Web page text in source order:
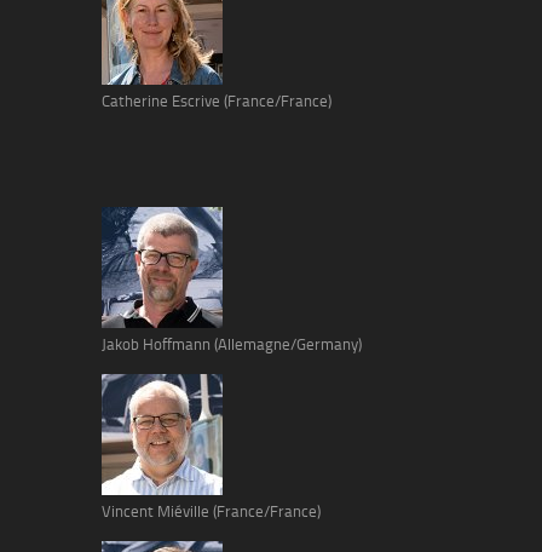
Catherine Escrive (France/France)
Jakob Hoffmann (Allemagne/Germany)
Vincent Miéville (France/France)